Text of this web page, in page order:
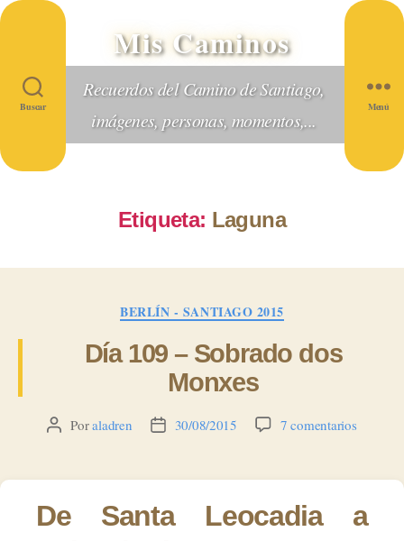
Buscar
Mis Caminos
Recuerdos del Camino de Santiago,
imágenes, personas, momentos,...
Menú
Etiqueta: Laguna
Categorías
BERLÍN - SANTIAGO 2015
Día 109 – Sobrado dos
Monxes
Autor
entrada
Poraladren
Fecha
entrada
30/08/2015 7 comentariosen
–
dos
De Santa Leocadia a